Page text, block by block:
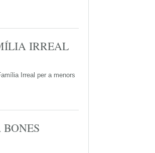
IRREAL
Irreal per a menors